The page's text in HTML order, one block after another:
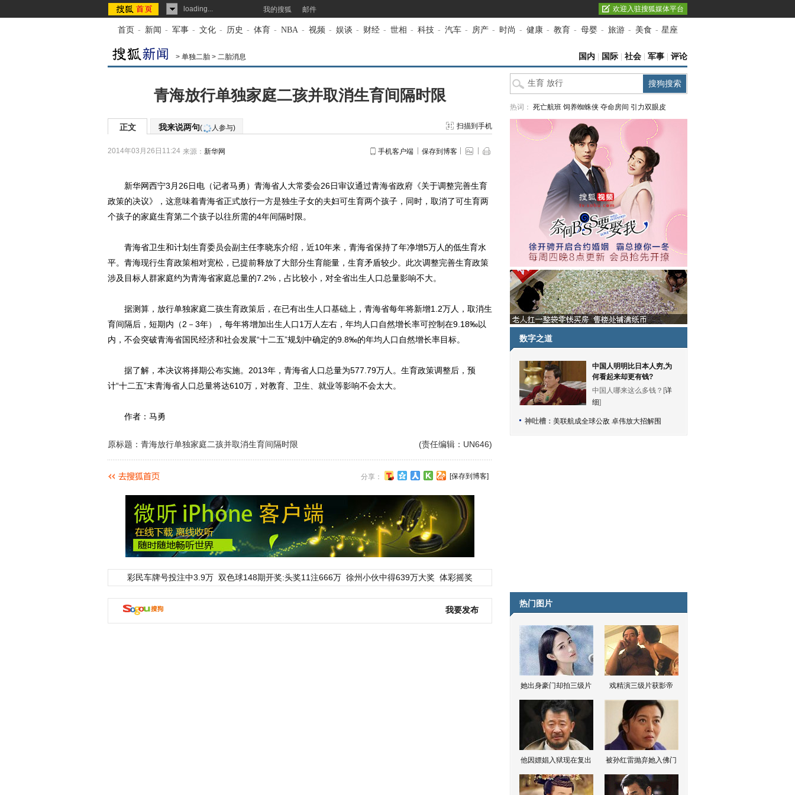
loading... 我的搜狐 邮件 欢迎入驻搜狐媒体平台
首页 - 新闻 - 军事 - 文化 - 历史 - 体育 - NBA - 视频 - 娱谈 - 财经 - 世相 - 科技 - 汽车 - 房产 - 时尚 - 健康 - 教育 - 母婴 - 旅游 - 美食 - 星座
> 单独二胎 > 二胎消息 国内 国际 社会 军事 评论
青海放行单独家庭二孩并取消生育间隔时限
正文 我来说两句( 人参与) 扫描到手机
2014年03月26日11:24 来源： 新华网 手机客户端 保存到博客
新华网西宁3月26日电（记者马勇）青海省人大常委会26日审议通过青海省政府《关于调整完善生育
政策的决议》，这意味着青海省正式放行一方是独生子女的夫妇可生育两个孩子，同时，取消了可生育两
个孩子的家庭生育第二个孩子以往所需的4年间隔时限。
青海省卫生和计划生育委员会副主任李晓东介绍，近10年来，青海省保持了年净增5万人的低生育水
平。青海现行生育政策相对宽松，已提前释放了大部分生育能量，生育矛盾较少。此次调整完善生育政策
涉及目标人群家庭约为青海省家庭总量的7.2%，占比较小，对全省出生人口总量影响不大。
据测算，放行单独家庭二孩生育政策后，在已有出生人口基础上，青海省每年将新增1.2万人，取消生
育间隔后，短期内（2－3年），每年将增加出生人口1万人左右，年均人口自然增长率可控制在9.18‰以
内，不会突破青海省国民经济和社会发展“十二五”规划中确定的9.8‰的年均人口自然增长率目标。
据了解，本决议将择期公布实施。2013年，青海省人口总量为577.79万人。生育政策调整后，预
计“十二五”末青海省人口总量将达610万，对教育、卫生、就业等影响不会太大。
作者：马勇
(责任编辑：UN646)
原标题：青海放行单独家庭二孩并取消生育间隔时限
分享： [保存到博客]
彩民车牌号投注中3.9万 双色球148期开奖:头奖11注666万 徐州小伙中得639万大奖 体彩摇奖
我要发布
热词： 死亡航班 饲养蜘蛛侠 夺命房间 引力双眼皮
数字之道
中国人明明比日本人穷,为
何看起来却更有钱?
中国人哪来这么多钱？[详
细]
神吐槽： 美联航成全球公敌 卓伟放大招解围
热门图片
她出身豪门却拍三级片 戏精演三级片获影帝
他因嫖娼入狱现在复出 被孙红雷抛弃她入佛门